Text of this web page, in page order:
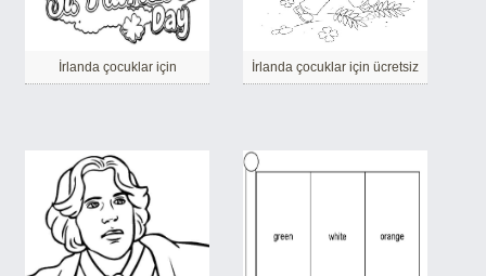
İrlanda çocuklar için İrlanda çocuklar için ücretsiz